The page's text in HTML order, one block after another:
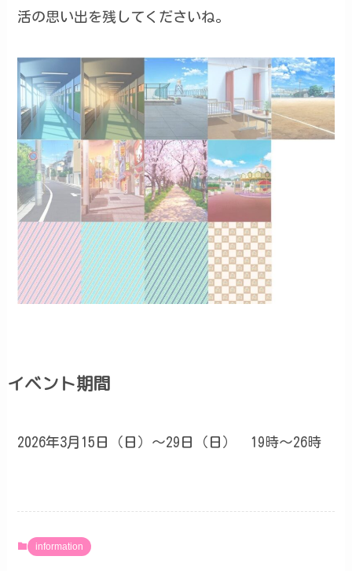
活の思い出を残してくださいね。
イベント期間
2026年3月15日（日）〜29日（日） 19時〜26時
information